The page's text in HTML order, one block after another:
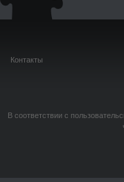
Контакты
В соответствии с